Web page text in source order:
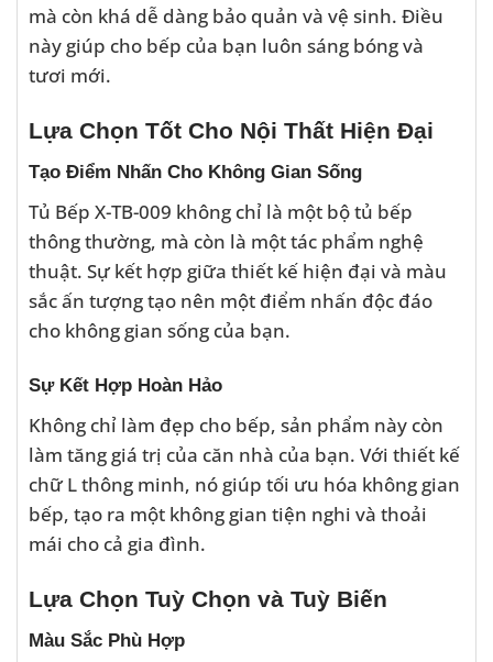
mà còn khá dễ dàng bảo quản và vệ sinh. Điều
này giúp cho bếp của bạn luôn sáng bóng và
tươi mới.
Lựa Chọn Tốt Cho Nội Thất Hiện Đại
Tạo Điểm Nhấn Cho Không Gian Sống
Tủ Bếp X-TB-009 không chỉ là một bộ tủ bếp
thông thường, mà còn là một tác phẩm nghệ
thuật. Sự kết hợp giữa thiết kế hiện đại và màu
sắc ấn tượng tạo nên một điểm nhấn độc đáo
cho không gian sống của bạn.
Sự Kết Hợp Hoàn Hảo
Không chỉ làm đẹp cho bếp, sản phẩm này còn
làm tăng giá trị của căn nhà của bạn. Với thiết kế
chữ L thông minh, nó giúp tối ưu hóa không gian
bếp, tạo ra một không gian tiện nghi và thoải
mái cho cả gia đình.
Lựa Chọn Tuỳ Chọn và Tuỳ Biến
Màu Sắc Phù Hợp